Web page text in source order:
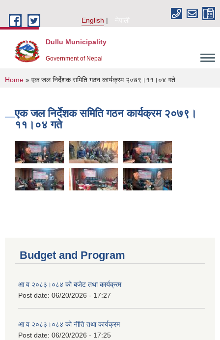
English
नेपाली
Dullu Municipality
Government of Nepal
You are here
Home » एक जल निर्देशक समिति गठन कार्यक्रम २०७९।११।०४ गते
एक जल निर्देशक समिति गठन कार्यक्रम २०७९।
११।०४ गते
Budget and Program
आ व २०८३।०८४ को बजेट तथा कार्यक्रम
Post date: 06/20/2026 - 17:27
आ व २०८३।०८४ को नीति तथा कार्यक्रम
Post date: 06/20/2026 - 17:25